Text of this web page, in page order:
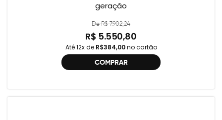
geração
De R$ 7.902,24
R$ 5.550,80
Até 12x de R$384,00no cartão
COMPRAR